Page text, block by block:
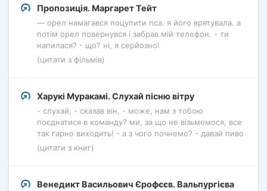
Пропозиція. Маргарет Тейт
— орел намагався поцупити пса. я його врятувала. а
потім орел повернувся і забрав мій телефон. - ти
напилася? - що? ні, я серйозно!
(цитати з фільмів)
Харукі Муракамі. Слухай пісню вітру
- слухай, - сказав він, - може, нам з тобою
поєднатися в команду? ми, за що не візьмемося, все
так гарно виходить! - а з чого почнемо? - давай пиво
(цитати з книг)
Венедикт Васильович Єрофєєв. Вальпургієва